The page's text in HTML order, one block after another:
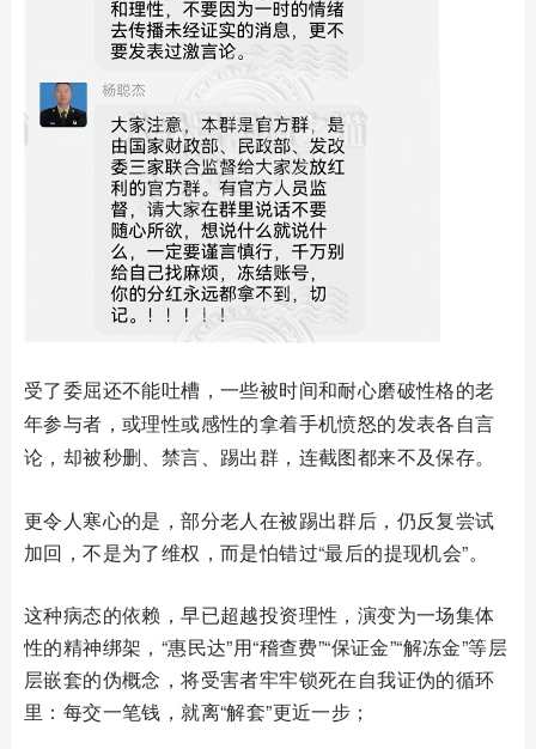
受了委屈还不能吐槽，一些被时间和耐心磨破性格的老
年参与者，或理性或感性的拿着手机愤怒的发表各自言
论，却被秒删、禁言、踢出群，连截图都来不及保存。
更令人寒心的是，部分老人在被踢出群后，仍反复尝试
加回，不是为了维权，而是怕错过“最后的提现机会”。
这种病态的依赖，早已超越投资理性，演变为一场集体
性的精神绑架，“惠民达”用“稽查费”“保证金”“解冻金”等层
层嵌套的伪概念，将受害者牢牢锁死在自我证伪的循环
里：每交一笔钱，就离“解套”更近一步；